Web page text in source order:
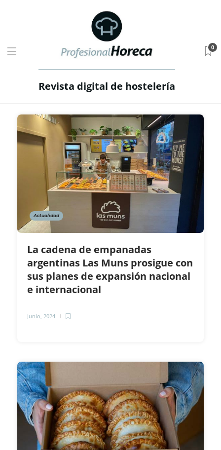
Revista digital de hostelería
0
Actualidad
La cadena de empanadas
argentinas Las Muns prosigue con
sus planes de expansión nacional
e internacional
Junio, 2024